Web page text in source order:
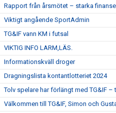
Rapport från årsmötet – starka
Viktigt angående SportAdmin
TG&IF vann KM i futsal
VIKTIG INFO LARM,LÄS.
Informationskväll droger
Dragningslista kontantlotteriet 2024
Tolv spelare har förlängt med TG&IF
Välkommen till TG&IF, Simon och